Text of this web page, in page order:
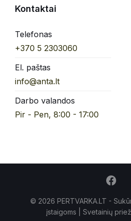
Kontaktai
Telefonas
+370 5 2303060
El. paštas
info@anta.lt
Darbo valandos
Pir - Pen, 8:00 - 17:00
© 2026 PERTVARKA.LT -
įstaigoms | Svetainių